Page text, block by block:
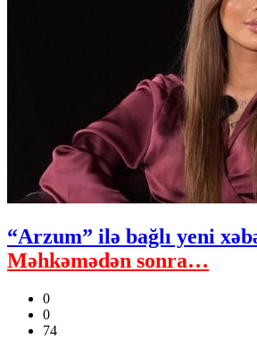
“Arzum” ilə bağlı yeni
Məhkəmədən sonra…
0
0
74